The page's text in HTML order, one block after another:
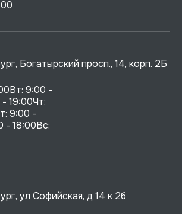
Богатырский просп., 14, корп. 2Б
9:00 -
19:00Чт:
9:00 -
- 18:00Вс:
ул Софийская, д 14 к 2б